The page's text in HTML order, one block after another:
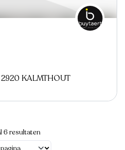
KALMTHOUT
6 resultaten